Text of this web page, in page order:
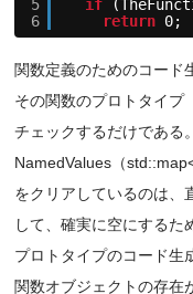
5
6
if
return 0;
関数定義のためのコード
その関数のプロトタイプ
チェックするだけである。
NamedValues（
をクリアしているのは、
して、確実に空にするた
プロトタイプのコード生
関数オブジェクトの存在